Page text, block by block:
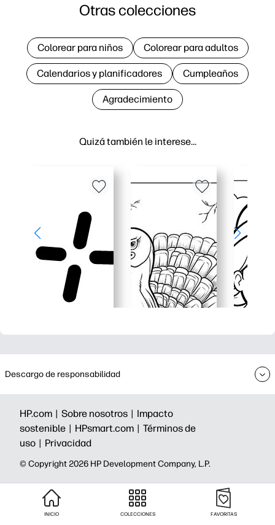
Quizá también le interese…
Otras colecciones
Colorear para niños Colorear para adultos
Calendarios y planificadores Cumpleaños
Agradecimiento
Descargo de responsabilidad
HP.com | Sobre nosotros | Impacto
sostenible | HPsmart.com | Términos de
uso | Privacidad
©️ Copyright 2026 HP Development Company, L.P.
INICIO COLECCIONES FAVORITAS